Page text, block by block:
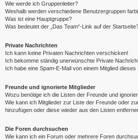
Wie werde ich Gruppenleiter?
Weshalb werden verschiedene Benutzergruppen
Was ist eine Hauptgruppe?
Was bedeutet der „Das Team“-Link auf der
Private Nachrichten
Ich kann keine Privaten Nachrichten verschicken!
Ich bekomme ständig unerwünschte Private
Ich habe eine Spam-E-Mail von einem Mitglied
Freunde und ignorierte Mitglieder
Wozu benötige ich die Listen der Freunde und
Wie kann ich Mitglieder zur Liste der Freunde oder
hinzufügen oder diese wieder aus den Listen
Die Foren durchsuchen
Wie kann ich ein Forum oder mehrere Foren